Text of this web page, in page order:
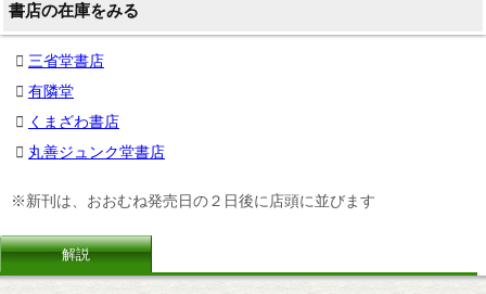
書店の在庫をみる
三省堂書店
有隣堂
くまざわ書店
丸善ジュンク堂書店
※新刊は、おおむね発売日の２日後に店頭に並びます
解説